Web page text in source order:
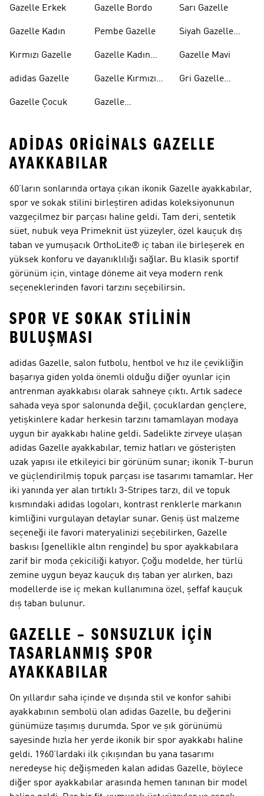
Gazelle Erkek
Gazelle Kadın
Kırmızı Gazelle
adidas Gazelle
Gazelle Çocuk
Gazelle Bordo
Pembe Gazelle
Gazelle Kadın
Gazelle Kırmızı
Gazelle
Sarı Gazelle
Siyah Gazelle
Gazelle Mavi
Gri Gazelle
ADIDAS ORIGINALS GAZELLE
AYAKKABILAR
60’ların sonlarında ortaya çıkan ikonik Gazelle ayakkabılar,
spor ve sokak stilini birleştiren adidas koleksiyonunun
vazgeçilmez bir parçası haline geldi. Tam deri, sentetik
süet, nubuk veya Primeknit üst yüzeyler, özel kauçuk dış
taban ve yumuşacık OrthoLite® iç taban ile birleşerek en
yüksek konforu ve dayanıklılığı sağlar. Bu klasik sportif
görünüm için, vintage döneme ait veya modern renk
seçeneklerinden favori tarzını seçebilirsin.
SPOR VE SOKAK STILININ
BULUŞMASI
adidas Gazelle, salon futbolu, hentbol ve hız ile çevikliğin
başarıya giden yolda önemli olduğu diğer oyunlar için
antrenman ayakkabısı olarak sahneye çıktı. Artık sadece
sahada veya spor salonunda değil, çocuklardan gençlere,
yetişkinlere kadar herkesin tarzını tamamlayan modaya
uygun bir ayakkabı haline geldi. Sadelikte zirveye ulaşan
adidas Gazelle ayakkabılar, temiz hatları ve gösterişten
uzak yapısı ile etkileyici bir görünüm sunar; ikonik T-burun
ve güçlendirilmiş topuk parçası ise tasarımı tamamlar. Her
iki yanında yer alan tırtıklı 3-Stripes tarzı, dil ve topuk
kısmındaki adidas logoları, kontrast renklerle markanın
kimliğini vurgulayan detaylar sunar. Geniş üst malzeme
seçeneği ile favori materyalinizi seçebilirken, Gazelle
baskısı (genellikle altın renginde) bu spor ayakkabılara
zarif bir moda çekiciliği katıyor. Çoğu modelde, her türlü
zemine uygun beyaz kauçuk dış taban yer alırken, bazı
modellerde ise iç mekan kullanımına özel, şeffaf kauçuk
dış taban bulunur.
GAZELLE – SONSUZLUK IÇIN
TASARLANMIŞ SPOR
AYAKKABILAR
On yıllardır saha içinde ve dışında stil ve konfor sahibi
ayakkabının sembolü olan adidas Gazelle, bu değerini
günümüze taşımış durumda. Spor ve şık görünümü
sayesinde hızla her yerde ikonik bir spor ayakkabı haline
geldi. 1960’lardaki ilk çıkışından bu yana tasarımı
neredeyse hiç değişmeden kalan adidas Gazelle, böylece
diğer spor ayakkabılar arasında hemen tanınan bir model